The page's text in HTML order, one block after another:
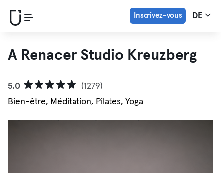
Inscrivez-vous DE
A Renacer Studio Kreuzberg
5.0
(1279)
Bien-être, Méditation, Pilates, Yoga